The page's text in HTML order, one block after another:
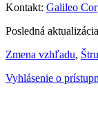
Kontakt: Galileo
Posledná
Zmena vzhľadu,
Vyhlásenie o